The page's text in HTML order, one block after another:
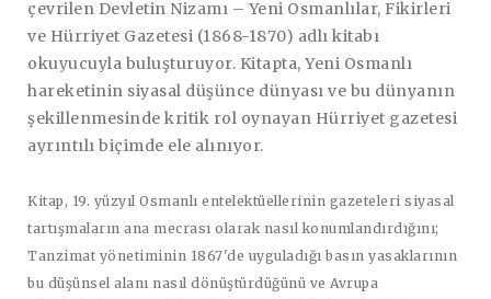
çevrilen Devletin Nizamı – Yeni Osmanlılar, Fikirleri
ve Hürriyet Gazetesi (1868-1870) adlı kitabı
okuyucuyla buluşturuyor. Kitapta, Yeni Osmanlı
hareketinin siyasal düşünce dünyası ve bu dünyanın
şekillenmesinde kritik rol oynayan Hürriyet gazetesi
ayrıntılı biçimde ele alınıyor.
Kitap, 19. yüzyıl Osmanlı entelektüellerinin gazeteleri siyasal
tartışmaların ana mecrası olarak nasıl konumlandırdığını;
Tanzimat yönetiminin 1867'de uyguladığı basın yasaklarının
bu düşünsel alanı nasıl dönüştürdüğünü ve Avrupa